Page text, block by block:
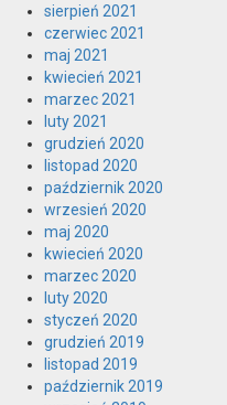
sierpień 2021
czerwiec 2021
maj 2021
kwiecień 2021
marzec 2021
luty 2021
grudzień 2020
listopad 2020
październik 2020
wrzesień 2020
maj 2020
kwiecień 2020
marzec 2020
luty 2020
styczeń 2020
grudzień 2019
listopad 2019
październik 2019